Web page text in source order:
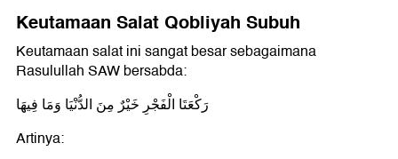
Keutamaan Salat Qobliyah Subuh
Keutamaan salat ini sangat besar sebagaimana
Rasulullah SAW bersabda:
رَكْعَتَا الْفَجْرِ خَيْرٌ مِنَ الدُّنْيَا وَمَا فِيهَا
Artinya: